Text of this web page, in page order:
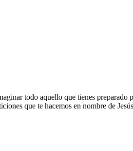
todo aquello que tienes preparado
que te hacemos en nombre de